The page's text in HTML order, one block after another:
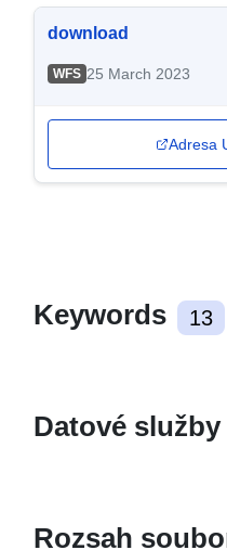
download
WFS 25 March 2023
Adresa
Keywords 13
Datové služby
Rozsah